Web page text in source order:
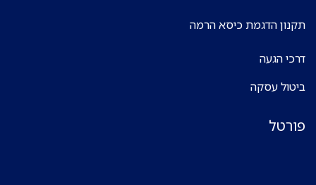
תקנון הדגמת כיסא הרמה
דרכי הגעה
ביטול עסקה
פורטל